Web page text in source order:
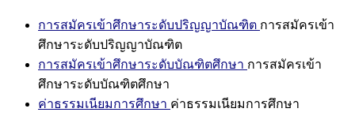
การสมัครเข้าศึกษาระดับปริญญาบัณฑิต การสมัครเข้า
ศึกษาระดับปริญญาบัณฑิต
การสมัครเข้าศึกษาระดับบัณฑิตศึกษา การสมัครเข้า
ศึกษาระดับบัณฑิตศึกษา
ค่าธรรมเนียมการศึกษา ค่าธรรมเนียมการศึกษา